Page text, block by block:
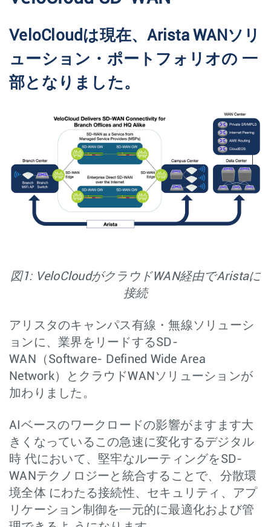
VeloCloudは現在、Arista WANソリ
ューション・ポートフォリオの 一
部となりました。
図1: VeloCloudがクラウドWAN経由でAristaに
接続
アリスタのキャンパス有線・無線ソリューシ
ョンに、業界をリードするSD-
WAN（Software- Defined Wide Area
Network）とクラウドWANソリューションが
加わりました。
AIベースのワークロードの影響がますます大
きくなっているこの急速に変化するデジタル
時 代において、堅牢なルーティングをSD-
WANテクノロジーと統合することで、分散環
境全体 にわたる接続性、セキュリティ、アプ
リケーション制御を一元的に最適化および管